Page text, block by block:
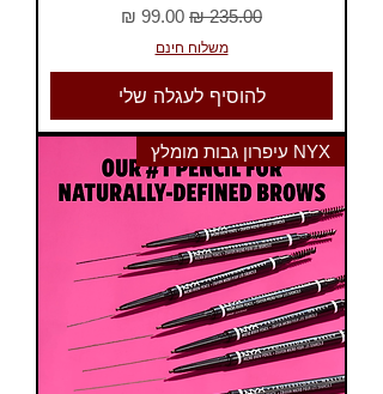
מחיר רגיל מחיר מבצע
משלוח חינם
להוסיף לעגלה שלי
NYX עיפרון גבות מומלץ